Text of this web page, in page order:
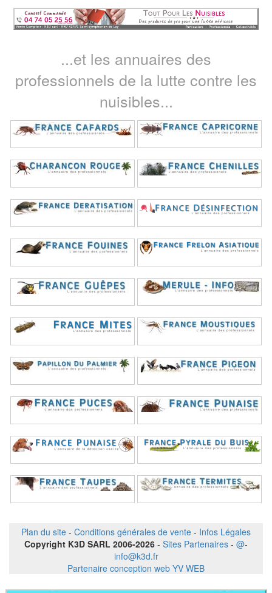
...et les annuaires des
professionnels de la lutte contre les
nuisibles...
Plan du site - Conditions générales de vente - Infos Légales
Copyright K3D SARL 2006-2026 - Sites Partenaires - @-
info@k3d.fr
Partenaire conception web YV WEB